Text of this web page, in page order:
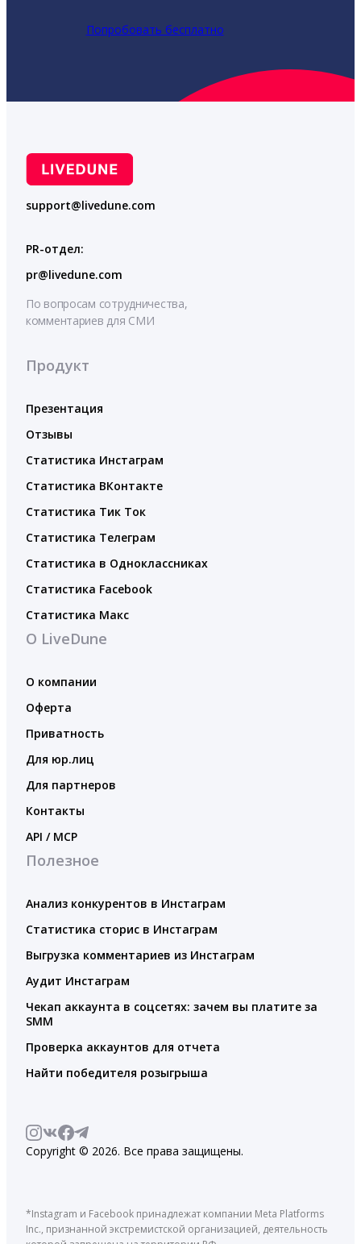
Попробовать бесплатно
support@livedune.com
PR-отдел:
pr@livedune.com
По вопросам сотрудничества,
комментариев для СМИ
Продукт
Презентация
Отзывы
Статистика Инстаграм
Статистика ВКонтакте
Статистика Тик Ток
Статистика Телеграм
Статистика в Одноклассниках
Статистика Facebook
Статистика Макс
О LiveDune
О компании
Оферта
Приватность
Для юр.лиц
Для партнеров
Контакты
API / MCP
Полезное
Анализ конкурентов в Инстаграм
Статистика сторис в Инстаграм
Выгрузка комментариев из Инстаграм
Аудит Инстаграм
Чекап аккаунта в соцсетях: зачем вы платите за
SMM
Проверка аккаунтов для отчета
Найти победителя розыгрыша
Copyright © 2026. Все права защищены.
*Instagram и Facebook принадлежат компании Meta Platforms
Inc., признанной экстремистской организацией, деятельность